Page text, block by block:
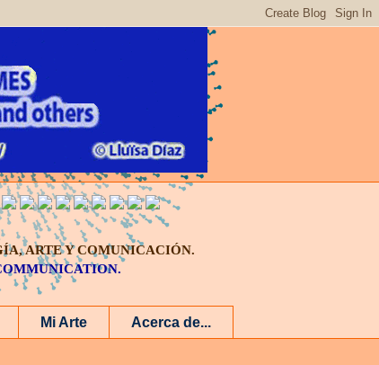
ARTE Y COMUNICACIÓN.
Mi Arte Acerca de...